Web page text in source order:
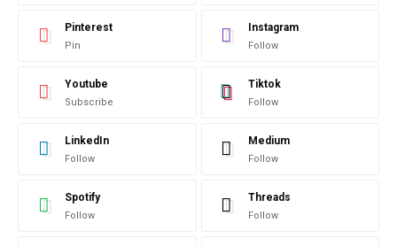
Pinterest
Pin
Instagram
Follow
Youtube
Subscribe
Tiktok
Follow
LinkedIn
Follow
Medium
Follow
Spotify
Follow
Threads
Follow